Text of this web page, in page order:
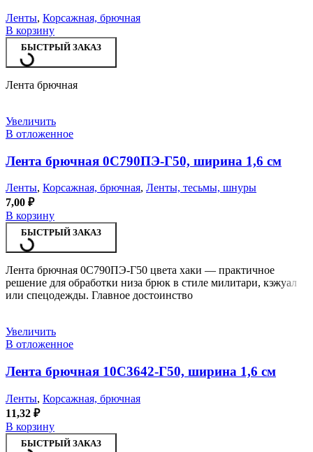
Ленты, Корсажная, брючная
В корзину
БЫСТРЫЙ ЗАКАЗ
Лента брючная
Увеличить
В отложенное
Лента брючная 0С790ПЭ-Г50, ширина 1,6 см
Ленты, Корсажная, брючная, Ленты, тесьмы, шнуры
7,00 ₽
В корзину
БЫСТРЫЙ ЗАКАЗ
Лента брючная 0С790ПЭ-Г50 цвета хаки — практичное
решение для обработки низа брюк в стиле милитари, кэжуал
или спецодежды. Главное достоинство
Увеличить
В отложенное
Лента брючная 10С3642-Г50, ширина 1,6 см
Ленты, Корсажная, брючная
11,32 ₽
В корзину
БЫСТРЫЙ ЗАКАЗ